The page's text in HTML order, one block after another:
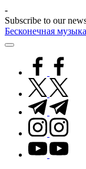
Skip
to
content
-
Subscribe to our
Бесконечная музыка
facebook.com
twitter.com
t.me
instagram.com
youtube.com